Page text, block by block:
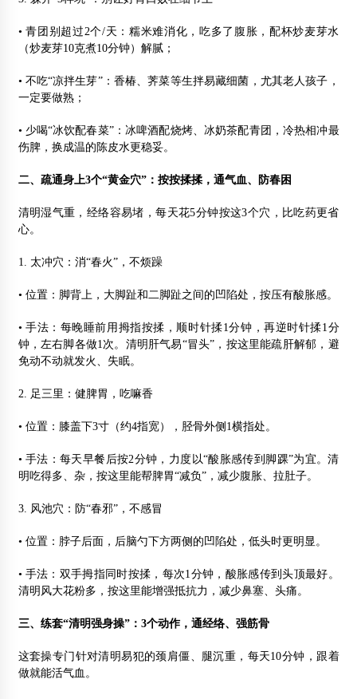
• 青团别超过2个/天：糯米难消化，吃多了腹胀，配杯炒麦芽水
（炒麦芽10克煮10分钟）解腻；
• 不吃“凉拌生芽”：香椿、荠菜等生拌易藏细菌，尤其老人孩子，
一定要做熟；
• 少喝“冰饮配春菜”：冰啤酒配烧烤、冰奶茶配青团，冷热相冲最
伤脾，换成温的陈皮水更稳妥。
二、疏通身上3个“黄金穴”：按按揉揉，通气血、防春困
清明湿气重，经络容易堵，每天花5分钟按这3个穴，比吃药更省
心。
1. 太冲穴：消“春火”，不烦躁
• 位置：脚背上，大脚趾和二脚趾之间的凹陷处，按压有酸胀感。
• 手法：每晚睡前用拇指按揉，顺时针揉1分钟，再逆时针揉1分
钟，左右脚各做1次。清明肝气易“冒头”，按这里能疏肝解郁，避
免动不动就发火、失眠。
2. 足三里：健脾胃，吃嘛香
• 位置：膝盖下3寸（约4指宽），胫骨外侧1横指处。
• 手法：每天早餐后按2分钟，力度以“酸胀感传到脚踝”为宜。清
明吃得多、杂，按这里能帮脾胃“减负”，减少腹胀、拉肚子。
3. 风池穴：防“春邪”，不感冒
• 位置：脖子后面，后脑勺下方两侧的凹陷处，低头时更明显。
• 手法：双手拇指同时按揉，每次1分钟，酸胀感传到头顶最好。
清明风大花粉多，按这里能增强抵抗力，减少鼻塞、头痛。
三、练套“清明强身操”：3个动作，通经络、强筋骨
这套操专门针对清明易犯的颈肩僵、腿沉重，每天10分钟，跟着
做就能活气血。